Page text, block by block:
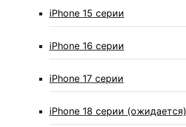
iPhone 15 серии
iPhone 16 серии
iPhone 17 серии
iPhone 18 серии (ожидается)